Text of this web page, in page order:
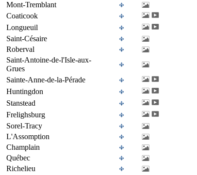
Mont-Tremblant
Coaticook
Longueuil
Saint-Césaire
Roberval
Saint-Antoine-de-l'Isle-aux-
Grues
Sainte-Anne-de-la-Pérade
Huntingdon
Stanstead
Frelighsburg
Sorel-Tracy
L'Assomption
Champlain
Québec
Richelieu